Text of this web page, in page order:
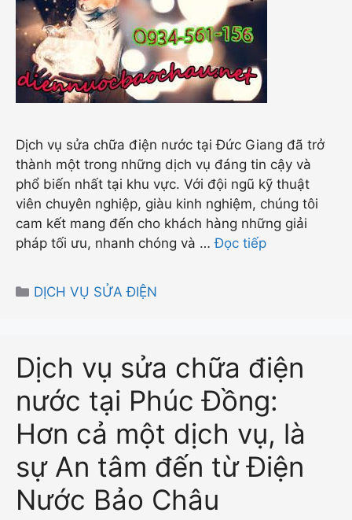
Dịch vụ sửa chữa điện nước tại Đức Giang đã trở
thành một trong những dịch vụ đáng tin cậy và
phổ biến nhất tại khu vực. Với đội ngũ kỹ thuật
viên chuyên nghiệp, giàu kinh nghiệm, chúng tôi
cam kết mang đến cho khách hàng những giải
pháp tối ưu, nhanh chóng và …Đọc tiếp
Danh
DỊCH VỤ SỬA ĐIỆN
Dịch vụ sửa chữa điện
nước tại Phúc Đồng:
Hơn cả một dịch vụ, là
sự An tâm đến từ Điện
Nước Bảo Châu